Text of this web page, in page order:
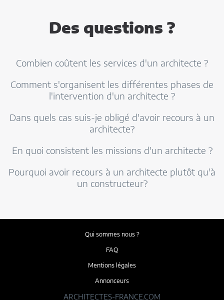
Des questions ?
Combien coûtent les services d'un architecte ?
Comment s'organisent les différentes phases de
l'intervention d'un architecte ?
Dans quels cas suis-je obligé d'avoir recours à un
architecte?
En quoi consistent les missions d'un architecte ?
Pourquoi avoir recours à un architecte plutôt qu'à
un constructeur?
Qui sommes nous ?
FAQ
Mentions légales
Annonceurs
ARCHITECTES-FRANCE.COM